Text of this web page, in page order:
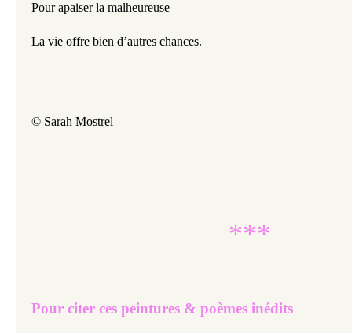
Pour apaiser la malheureuse
La vie offre bien d’autres chances.
© Sarah Mostrel
***
Pour citer ces peintures & poèmes inédits